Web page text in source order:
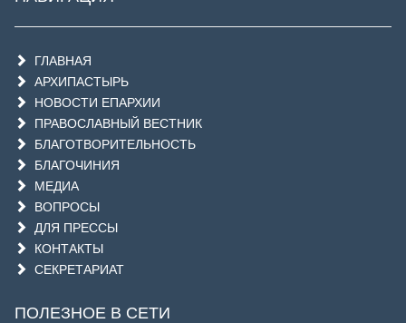
ГЛАВНАЯ
АРХИПАСТЫРЬ
НОВОСТИ ЕПАРХИИ
ПРАВОСЛАВНЫЙ ВЕСТНИК
БЛАГОТВОРИТЕЛЬНОСТЬ
БЛАГОЧИНИЯ
МЕДИА
ВОПРОСЫ
ДЛЯ ПРЕССЫ
КОНТАКТЫ
СЕКРЕТАРИАТ
ПОЛЕЗНОЕ В СЕТИ